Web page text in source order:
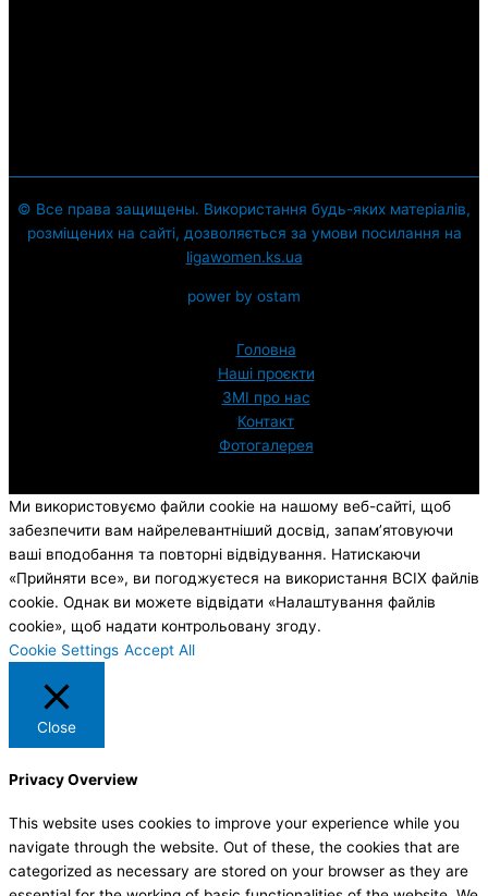
© Все права защищены. Використання будь-яких матеріалів,
розміщених на сайті, дозволяється за умови посилання на
ligawomen.ks.ua
power by ostam
Головна
Наші проєкти
ЗМI про нас
Контакт
Фотогалерея
Ми використовуємо файли cookie на нашому веб-сайті, щоб
забезпечити вам найрелевантніший досвід, запам’ятовуючи
ваші вподобання та повторні відвідування. Натискаючи
«Прийняти все», ви погоджуєтеся на використання ВСІХ файлів
cookie. Однак ви можете відвідати «Налаштування файлів
cookie», щоб надати контрольовану згоду.
Cookie Settings Accept All
Close
Privacy Overview
This website uses cookies to improve your experience while you
navigate through the website. Out of these, the cookies that are
categorized as necessary are stored on your browser as they are